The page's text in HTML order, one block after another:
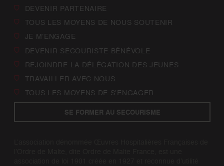
DEVENIR PARTENAIRE
TOUS LES MOYENS DE NOUS SOUTENIR
JE M’ENGAGE
DEVENIR SECOURISTE BÉNÉVOLE
REJOINDRE LA DÉLÉGATION DES JEUNES
TRAVAILLER AVEC NOUS
TOUS LES MOYENS DE S’ENGAGER
SE FORMER AU SECOURISME